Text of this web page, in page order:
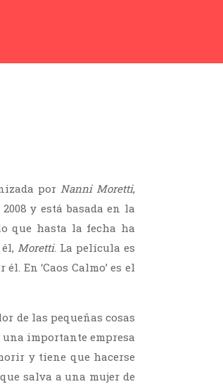
por Nanni Moretti,
y está basada en la
que hasta la fecha ha
él,Moretti. La película es
En ‘Caos Calmo’ es el
de las pequeñas cosas
importante empresa
y tiene que hacerse
salva a una mujer de